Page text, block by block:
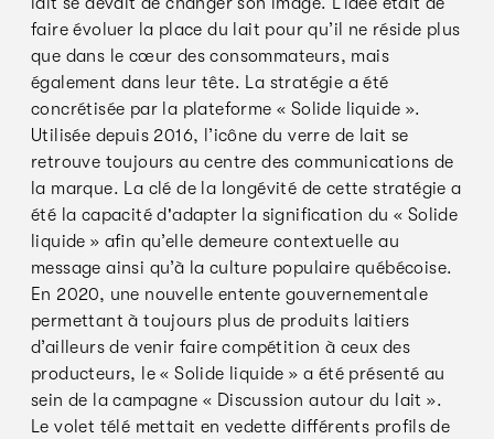
faire évoluer la place du lait pour qu’il ne réside plus
que dans le cœur des consommateurs, mais
également dans leur tête. La stratégie a été
concrétisée par la plateforme « Solide liquide ».
Utilisée depuis 2016, l’icône du verre de lait se
retrouve toujours au centre des communications de
la marque. La clé de la longévité de cette stratégie a
été la capacité d'adapter la signiﬁcation du « Solide
liquide » aﬁn qu’elle demeure contextuelle au
message ainsi qu’à la culture populaire québécoise.
En 2020, une nouvelle entente gouvernementale
permettant à toujours plus de produits laitiers
d’ailleurs de venir faire compétition à ceux des
producteurs, le « Solide liquide » a été présenté au
sein de la campagne « Discussion autour du lait ».
Le volet télé mettait en vedette différents proﬁls de